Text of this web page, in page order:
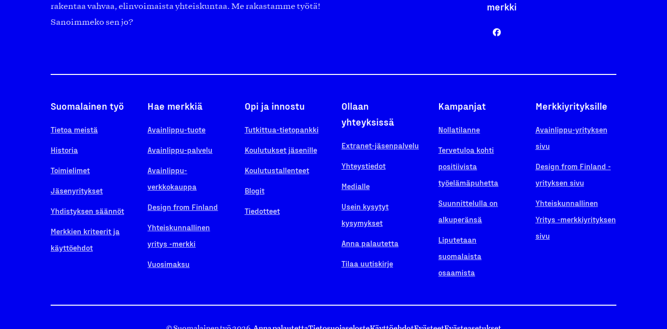
rakentaa vahvaa, elinvoimaista yhteiskuntaa. Me rakastamme työtä!
Sanoimmeko sen jo?
merkki
Suomalainen työ
Tietoa meistä
Historia
Toimielimet
Jäsenyritykset
Yhdistyksen säännöt
Merkkien kriteerit ja
käyttöehdot
Hae merkkiä
Avainlippu-tuote
Avainlippu-palvelu
Avainlippu-
verkkokauppa
Design from Finland
Yhteiskunnallinen
yritys -merkki
Vuosimaksu
Opi ja innostu
Tutkittua-tietopankki
Koulutukset jäsenille
Koulutustallenteet
Blogit
Tiedotteet
Ollaan
yhteyksissä
Extranet-jäsenpalvelu
Yhteystiedot
Medialle
Usein kysytyt
kysymykset
Anna palautetta
Tilaa uutiskirje
Kampanjat
Nollatilanne
Tervetuloa kohti
positiivista
työelämäpuhetta
Suunnittelulla on
alkuperänsä
Liputetaan
suomalaista
osaamista
Merkkiyrityksille
Avainlippu-yrityksen
sivu
Design from Finland -
yrityksen sivu
Yhteiskunnallinen
Yritys -merkkiyrityksen
sivu